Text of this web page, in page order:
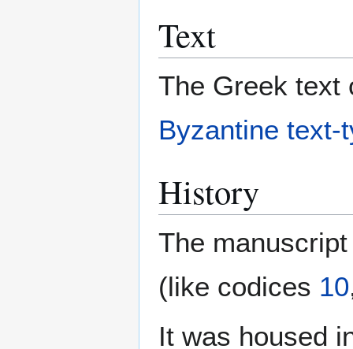
Text
The Greek text
Byzantine text-
History
The
(like codices 10
It was housed